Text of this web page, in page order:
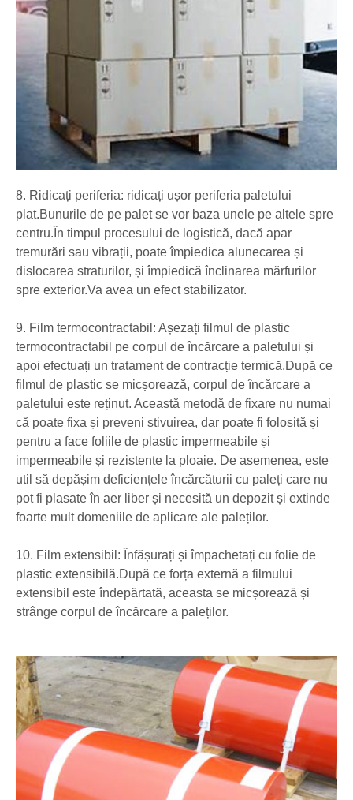
8. Ridicați periferia: ridicați ușor periferia paletului
plat.Bunurile de pe palet se vor baza unele pe altele spre
centru.În timpul procesului de logistică, dacă apar
tremurări sau vibrații, poate împiedica alunecarea și
dislocarea straturilor, și împiedică înclinarea mărfurilor
spre exterior.Va avea un efect stabilizator.
9. Film termocontractabil: Așezați filmul de plastic
termocontractabil pe corpul de încărcare a paletului și
apoi efectuați un tratament de contracție termică.După ce
filmul de plastic se micșorează, corpul de încărcare a
paletului este reținut. Această metodă de fixare nu numai
că poate fixa și preveni stivuirea, dar poate fi folosită și
pentru a face foliile de plastic impermeabile și
impermeabile și rezistente la ploaie. De asemenea, este
util să depășim deficiențele încărcăturii cu paleți care nu
pot fi plasate în aer liber și necesită un depozit și extinde
foarte mult domeniile de aplicare ale paleților.
10. Film extensibil: Înfășurați și împachetați cu folie de
plastic extensibilă.După ce forța externă a filmului
extensibil este îndepărtată, aceasta se micșorează și
strânge corpul de încărcare a paleților.